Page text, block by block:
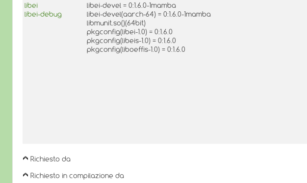
libei
libei-debug
libei-devel = 0:1.6.0-1mamba
libei-devel(aarch-64) = 0:1.6.0-1mamba
libmunit.so()(64bit)
pkgconfig(libei-1.0) = 0:1.6.0
pkgconfig(libeis-1.0) = 0:1.6.0
pkgconfig(liboeffis-1.0) = 0:1.6.0
Richiesto da
Richiesto in compilazione da